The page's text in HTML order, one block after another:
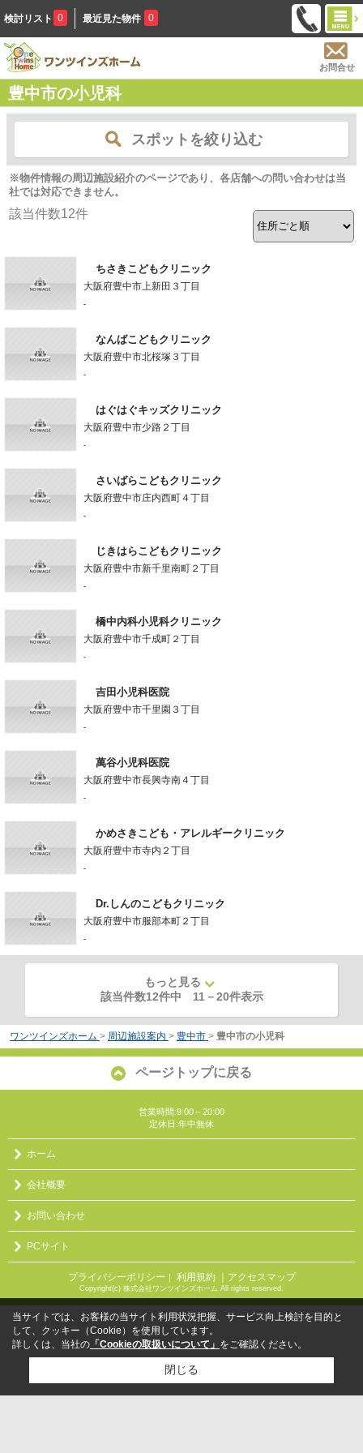
検討リスト 0 最近見た物件 0
お問合せ
豊中市の小児科
スポットを絞り込む
※物件情報の周辺施設紹介のページであり、各店舗への問い合わせは当
社では対応できません。
該当件数12件
ちさきこどもクリニック
大阪府豊中市上新田３丁目
-
なんばこどもクリニック
大阪府豊中市北桜塚３丁目
-
はぐはぐキッズクリニック
大阪府豊中市少路２丁目
-
さいばらこどもクリニック
大阪府豊中市庄内西町４丁目
-
じきはらこどもクリニック
大阪府豊中市新千里南町２丁目
-
橋中内科小児科クリニック
大阪府豊中市千成町２丁目
-
吉田小児科医院
大阪府豊中市千里園３丁目
-
萬谷小児科医院
大阪府豊中市長興寺南４丁目
-
かめさきこども・アレルギークリニック
大阪府豊中市寺内２丁目
-
Dr.しんのこどもクリニック
大阪府豊中市服部本町２丁目
-
もっと見る
該当件数12件中 11 －20件表示
ワンツインズホーム > 周辺施設案内 > 豊中市 > 豊中市の小児科
ページトップに戻る
営業時間:9:00～20:00
定休日:年中無休
ホーム
会社概要
お問い合わせ
PCサイト
プライバシーポリシー ｜ 利用規約 ｜アクセスマップ
Copyright(c) 株式会社ワンツインズホーム All rights reserved.
当サイトでは、お客様の当サイト利用状況把握、サービス向上検討を目的と
して、クッキー（Cookie）を使用しています。
詳しくは、当社の 「Cookieの取扱いについて」 をご確認ください。
閉じる